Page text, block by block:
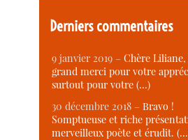
Derniers commentaires
9 janvier 2019 –Chère
grand merci pour votre
surtout pour votre (…)
30 décembre 2018 –Bravo !
Somptueuse et riche
merveilleux poète et érudit.